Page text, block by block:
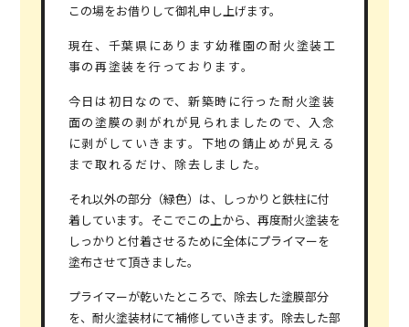
この場をお借りして御礼申し上げます。
現在、千葉県にあります幼稚園の耐火塗装工
事の再塗装を行っております。
今日は初日なので、新築時に行った耐火塗装
面の塗膜の剥がれが見られましたので、入念
に剥がしていきます。下地の錆止めが見える
まで取れるだけ、除去しました。
それ以外の部分（緑色）は、しっかりと鉄柱に付
着しています。そこでこの上から、再度耐火塗装を
しっかりと付着させるために全体にプライマーを
塗布させて頂きました。
プライマーが乾いたところで、除去した塗膜部分
を、耐火塗装材にて補修していきます。除去した部